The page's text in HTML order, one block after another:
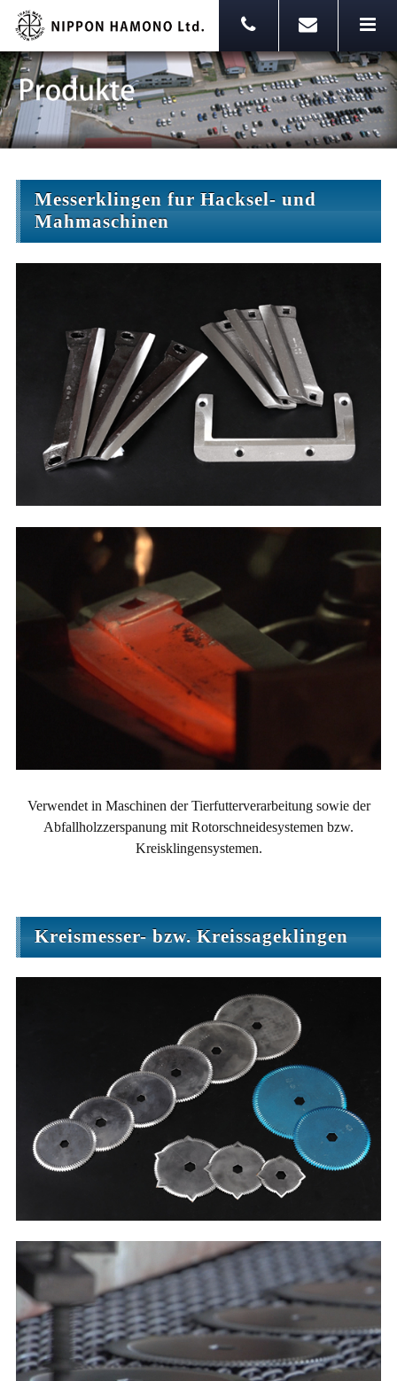
Messerklingen fur Hacksel- und
Mahmaschinen
Verwendet in Maschinen der Tierfutterverarbeitung sowie der
Abfallholzzerspanung mit Rotorschneidesystemen bzw.
Kreisklingensystemen.
Kreismesser- bzw. Kreissageklingen